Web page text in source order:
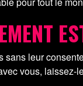
sans leur
vous, laissez-